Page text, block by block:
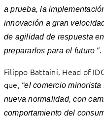
a prueba, la
innovación a gran
de agilidad de respuesta
prepararlos para el futuro “.
Filippo Battaini, Head of
que, “el comercio
nueva normalidad, con
comportamiento del